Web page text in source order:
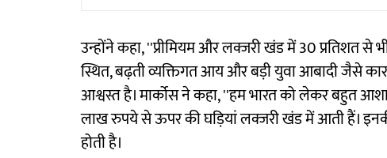
उन्होंने कहा, ''प्रीमियम और लक्जरी खंड में 30 प्रतिशत
स्थित, बढ़ती व्यक्तिगत आय और बड़ी युवा आबादी जैसे
आश्वस्त है। मार्कोस ने कहा, ''हम भारत को लेकर बहुत
लाख रुपये से ऊपर की घड़ियां लक्जरी खंड में आती हैं।
होती है।